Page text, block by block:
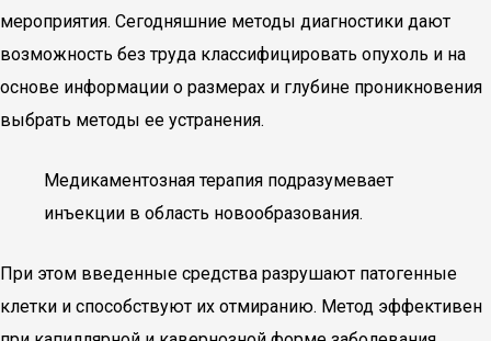
мероприятия. Сегодняшние методы диагностики дают
возможность без труда классифицировать опухоль и на
основе информации о размерах и глубине проникновения
выбрать методы ее устранения.
Медикаментозная терапия подразумевает
инъекции в область новообразования.
При этом введенные средства разрушают патогенные
клетки и способствуют их отмиранию. Метод эффективен